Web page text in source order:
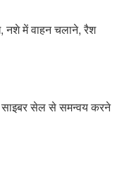
नशे में वाहन चलाने, रैश
साइबर सेल से समन्वय करने